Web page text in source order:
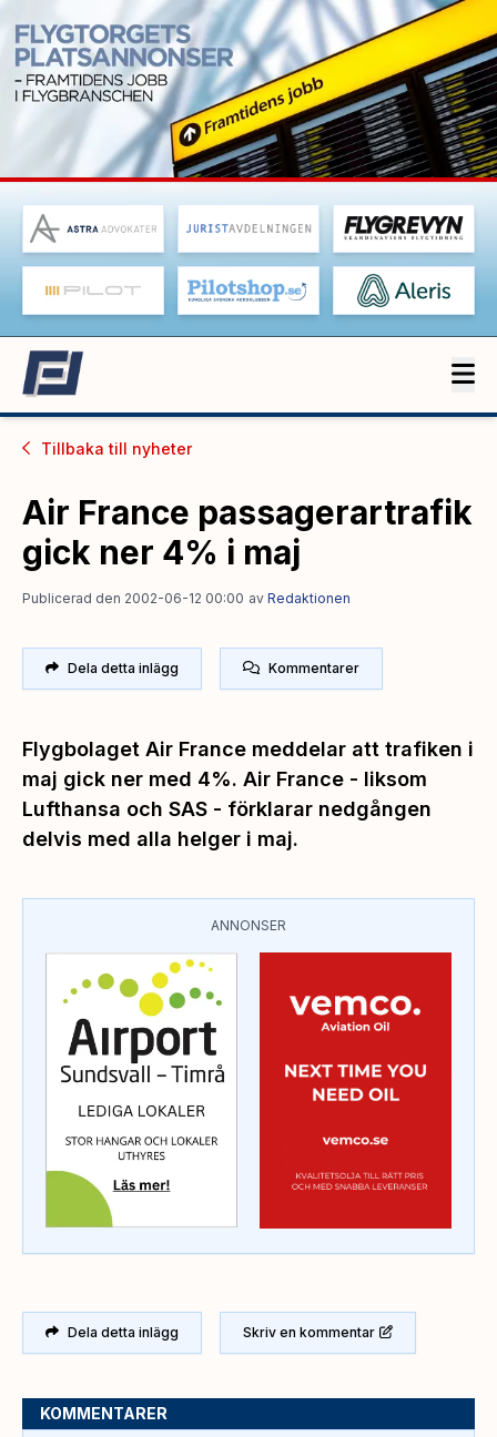
Tillbaka till nyheter
Air France passagerartrafik
gick ner 4% i maj
Publicerad den 2002-06-12 00:00 av Redaktionen
Dela detta inlägg Kommentarer
Flygbolaget Air France meddelar att trafiken i
maj gick ner med 4%. Air France - liksom
Lufthansa och SAS - förklarar nedgången
delvis med alla helger i maj.
ANNONSER
Dela detta inlägg Skriv en kommentar
KOMMENTARER